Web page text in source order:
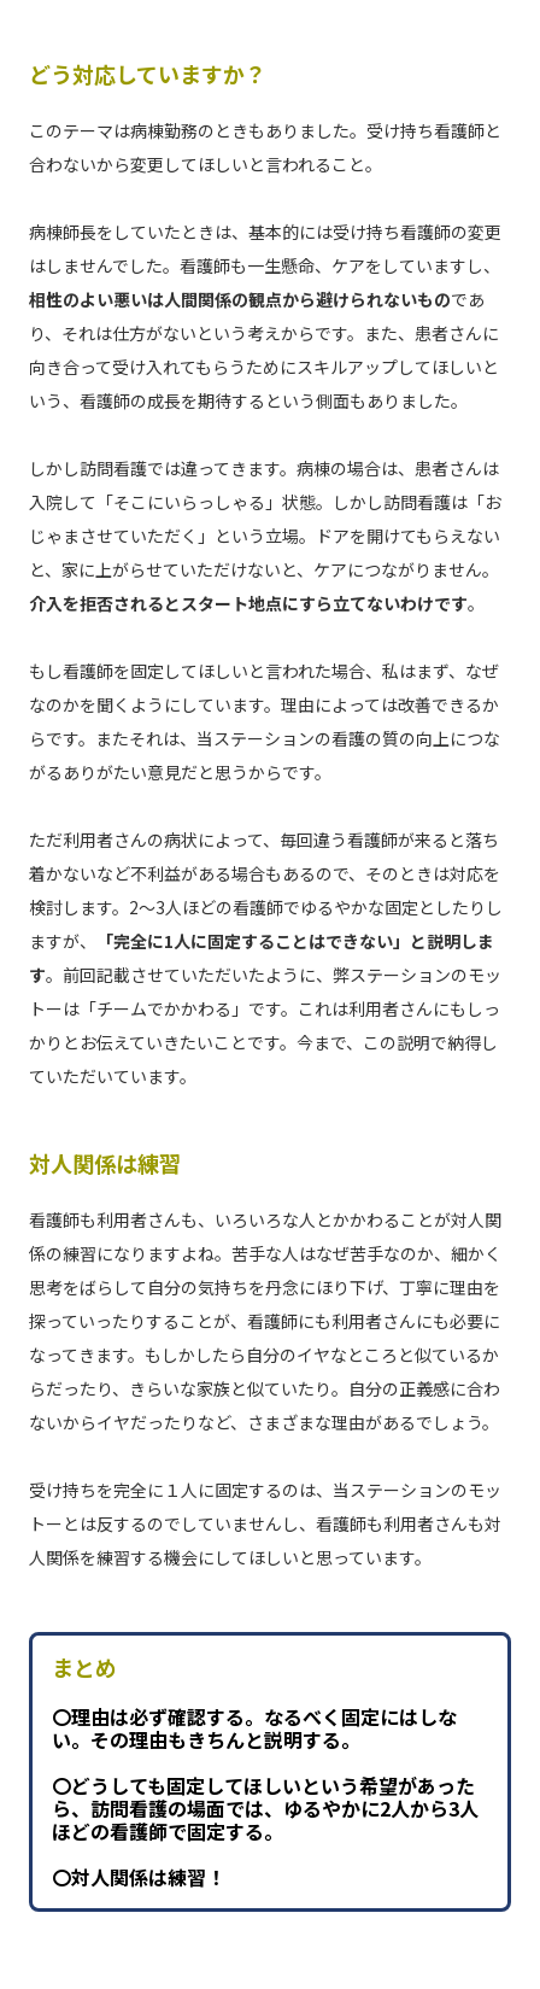
どう対応していますか？
このテーマは病棟勤務のときもありました。受け持ち看護師と
合わないから変更してほしいと言われること。
病棟師長をしていたときは、基本的には受け持ち看護師の変更
はしませんでした。看護師も一生懸命、ケアをしていますし、
相性のよい悪いは人間関係の観点から避けられないものであ
り、それは仕方がないという考えからです。また、患者さんに
向き合って受け入れてもらうためにスキルアップしてほしいと
いう、看護師の成長を期待するという側面もありました。
しかし訪問看護では違ってきます。病棟の場合は、患者さんは
入院して「そこにいらっしゃる」状態。しかし訪問看護は「お
じゃまさせていただく」という立場。ドアを開けてもらえない
と、家に上がらせていただけないと、ケアにつながりません。
介入を拒否されるとスタート地点にすら立てないわけです。
もし看護師を固定してほしいと言われた場合、私はまず、なぜ
なのかを聞くようにしています。理由によっては改善できるか
らです。またそれは、当ステーションの看護の質の向上につな
がるありがたい意見だと思うからです。
ただ利用者さんの病状によって、毎回違う看護師が来ると落ち
着かないなど不利益がある場合もあるので、そのときは対応を
検討します。2～3人ほどの看護師でゆるやかな固定としたりし
ますが、
「完全に1人に固定することはできない」と説明しま
す。前回記載させていただいたように、弊ステーションのモッ
トーは「チームでかかわる」です。これは利用者さんにもしっ
かりとお伝えていきたいことです。今まで、この説明で納得し
ていただいています。
対人関係は練習
看護師も利用者さんも、いろいろな人とかかわることが対人関
係の練習になりますよね。苦手な人はなぜ苦手なのか、細かく
思考をばらして自分の気持ちを丹念にほり下げ、丁寧に理由を
探っていったりすることが、看護師にも利用者さんにも必要に
なってきます。もしかしたら自分のイヤなところと似ているか
らだったり、きらいな家族と似ていたり。自分の正義感に合わ
ないからイヤだったりなど、さまざまな理由があるでしょう。
受け持ちを完全に１人に固定するのは、当ステーションのモッ
トーとは反するのでしていませんし、看護師も利用者さんも対
人関係を練習する機会にしてほしいと思っています。
まとめ
〇理由は必ず確認する。なるべく固定にはしな
い。その理由もきちんと説明する。
〇どうしても固定してほしいという希望があった
ら、訪問看護の場面では、ゆるやかに2人から3人
ほどの看護師で固定する。
〇対人関係は練習！